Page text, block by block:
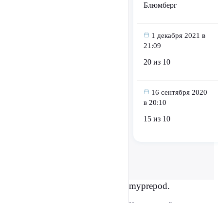
Блюмберг
1 декабря 2021 в
21:09
20 из 10
16 сентября 2020
в 20:10
15 из 10
myprepod.